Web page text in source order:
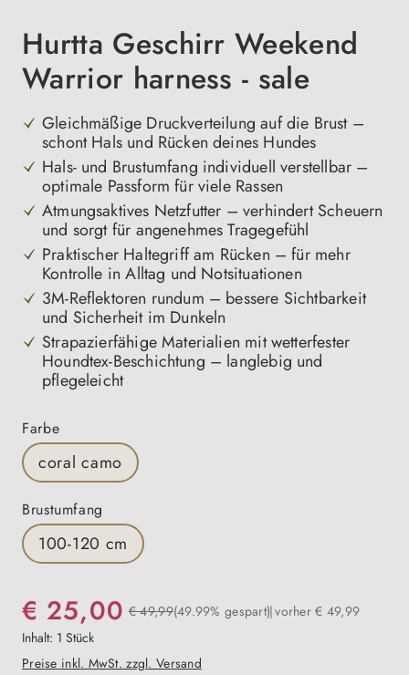
Hurtta Geschirr Weekend
Warrior harness - sale
Gleichmäßige Druckverteilung auf die Brust –
schont Hals und Rücken deines Hundes
Hals- und Brustumfang individuell verstellbar –
optimale Passform für viele Rassen
Atmungsaktives Netzfutter – verhindert Scheuern
und sorgt für angenehmes Tragegefühl
Praktischer Haltegriff am Rücken – für mehr
Kontrolle in Alltag und Notsituationen
3M-Reflektoren rundum – bessere Sichtbarkeit
und Sicherheit im Dunkeln
Strapazierfähige Materialien mit wetterfester
Houndtex-Beschichtung – langlebig und
pflegeleicht
Farbeauswählen
coral camo
Brustumfang
100-120 cm
€ 25,00 € 49,99(49.99% gespart) vorher € 49,99
Inhalt: 1 Stück
Preise inkl. MwSt. zzgl. Versand